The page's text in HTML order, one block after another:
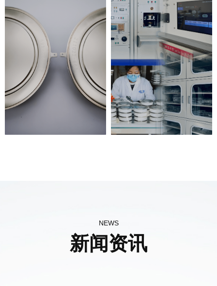
厂家直销，源头发货，
让您享受更优惠的价格
及售前选型，售后远程
指导安装和协助调试服
管关断时间Tq测试仪、
通态及正向峰值电压测
瑞新公司始终备有充足
的常规型号产品库存，
以确保客户在购买时无
需担心货源问题。并且
系统实时监控，您可以
放心购买所需产品。在
瑞新，我们将竭诚为您
服务，让您购物无忧。
NEWS
新闻资讯